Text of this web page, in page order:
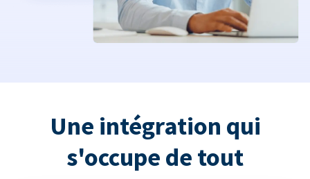
Une intégration qui
s'occupe de tout